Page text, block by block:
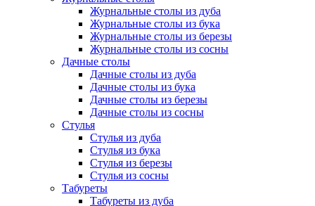
Журнальные столы из дуба
Журнальные столы из бука
Журнальные столы из березы
Журнальные столы из сосны
Дачные столы
Дачные столы из дуба
Дачные столы из бука
Дачные столы из березы
Дачные столы из сосны
Стулья
Стулья из дуба
Стулья из бука
Стулья из березы
Стулья из сосны
Табуреты
Табуреты из дуба